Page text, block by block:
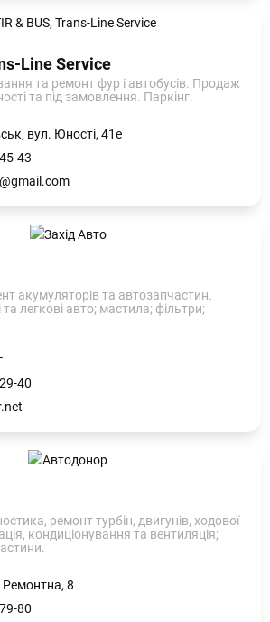
Line Service
та ремонт фур і автобусів. Продаж
та під замовлення. Паркінг.
вул. Юності, 41е
43
акумуляторів та автозапчастин.
легкові авто; мастила; фільтри;
40
ремонт турбін, двигунів, ходової
Ремонтна, 8
80